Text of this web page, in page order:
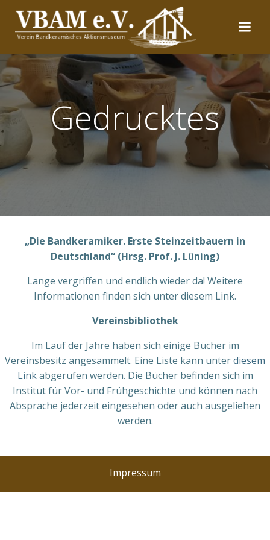
Inhalt
springen
Gedrucktes
„Die Bandkeramiker. Erste Steinzeitbauern in
Deutschland“ (Hrsg. Prof. J. Lüning)
Lange vergriffen und endlich wieder da! Weitere
Informationen finden sich unter diesem Link.
Vereinsbibliothek
Im Lauf der Jahre haben sich einige Bücher im
Vereinsbesitz angesammelt. Eine Liste kann unterdiesem
Linkabgerufen werden. Die Bücher befinden sich im
Institut für Vor- und Frühgeschichte und können nach
Absprache jederzeit eingesehen oder auch ausgeliehen
werden.
Impressum